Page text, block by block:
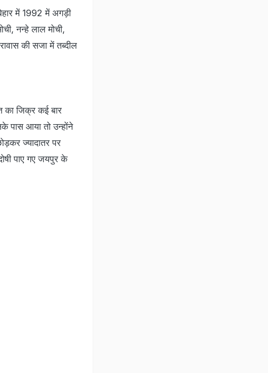
में 1992 में अगड़ी
नन्हे लाल मोची,
की सजा में तब्दील
का जिक्र कई बार
पास आया तो उन्होंने
ज्यादातर पर
पाए गए जयपुर के